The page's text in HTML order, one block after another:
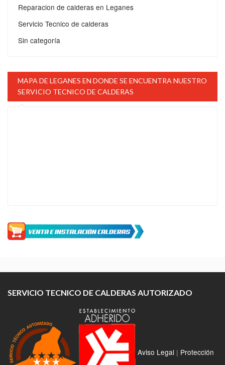
Reparacion de calderas en Leganes
Servicio Tecnico de calderas
Sin categoría
MAPA DE LEGANES EN DONDE SE ENCUENTRA NUESTRO
SERVICIO TECNICO DE CALDERAS
SERVICIO TECNICO DE CALDERAS AUTORIZADO
Aviso Legal | Protección